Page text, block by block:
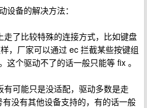
设备的解决方法：
了比较特殊的连接方式，比如键盘
，厂家可以通过 ec 拦截某些按键组
这个驱动不了的话一般只能等 fix 。
可能只是没适配，驱动多数是走
没有其他设备支持的，有的话一般